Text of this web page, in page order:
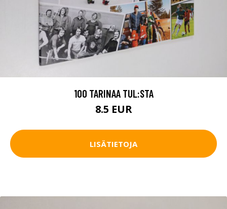
100 TARINAA TUL:STA
8.5 EUR
LISÄTIETOJA